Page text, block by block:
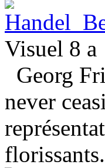
Visuel 8 a
Georg
never
florissants.